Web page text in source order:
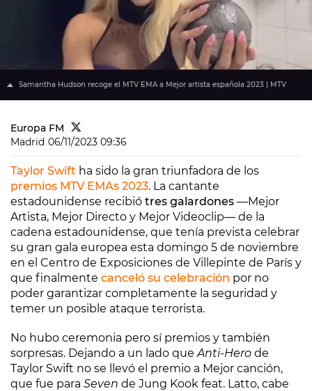
Samantha Hudson recoge el MTV EMA a Mejor artista española 2023 | MTV
Europa FM
Madrid 06/11/2023 09:36
Taylor Swift ha sido la gran triunfadora de los
premios MTV EMAs 2023. La cantante
estadounidense recibió tres galardones —Mejor
Artista, Mejor Directo y Mejor Videoclip— de la
cadena estadounidense, que tenía prevista celebrar
su gran gala europea esta domingo 5 de noviembre
en el Centro de Exposiciones de Villepinte de París y
que finalmente canceló su celebración por no
poder garantizar completamente la seguridad y
temer un posible ataque terrorista.
No hubo ceremonia pero sí premios y también
sorpresas. Dejando a un lado queAnti-Hero de
Taylor Swift no se llevó el premio a Mejor canción,
que fue para Seven de Jung Kook feat. Latto, cabe